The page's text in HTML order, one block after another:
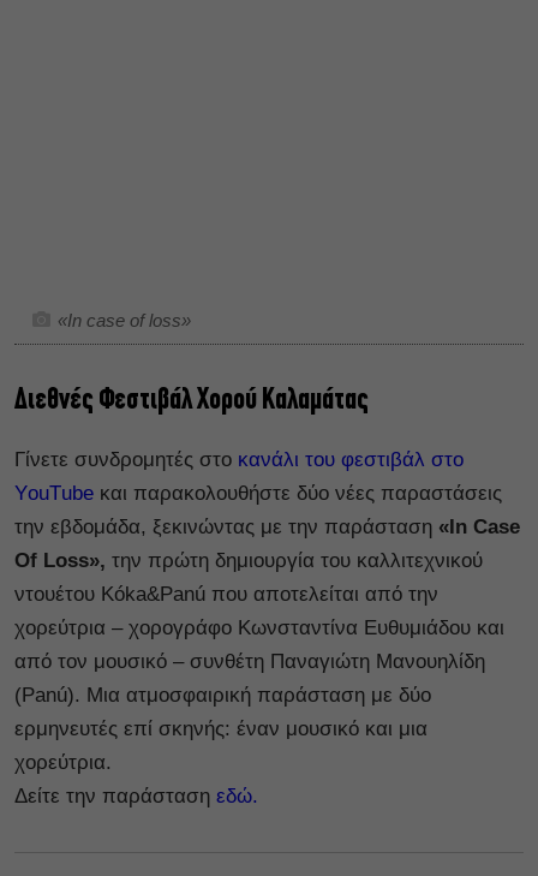
«In case of loss»
Διεθνές Φεστιβάλ Χορού Καλαμάτας
Γίνετε συνδρομητές στο κανάλι του φεστιβάλ στο
ΥouΤube και παρακολουθήστε δύο νέες παραστάσεις
την εβδομάδα, ξεκινώντας με την παράσταση «In Case
Of Loss», την πρώτη δημιουργία του καλλιτεχνικού
ντουέτου Kóka&Panú που αποτελείται από την
χορεύτρια – χορογράφο Κωνσταντίνα Ευθυμιάδου και
από τον μουσικό – συνθέτη Παναγιώτη Μανουηλίδη
(Panú). Μια ατμοσφαιρική παράσταση με δύο
ερμηνευτές επί σκηνής: έναν μουσικό και μια
χορεύτρια.
Δείτε την παράσταση εδώ.